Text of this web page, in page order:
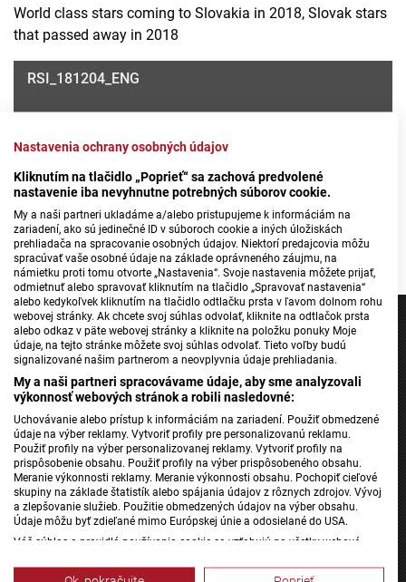
Nastavenia ochrany osobných údajov
Kliknutím na tlačidlo „Poprieť“ sa zachová predvolené
nastavenie iba nevyhnutne potrebných súborov cookie.
My a naši partneri ukladáme a/alebo pristupujeme k informáciám na
zariadení, ako sú jedinečné ID v súboroch cookie a iných úložiskách
prehliadača na spracovanie osobných údajov. Niektorí predajcovia môžu
spracúvať vaše osobné údaje na základe oprávneného záujmu, na
námietku proti tomu otvorte „Nastavenia“. Svoje nastavenia môžete prijať,
odmietnuť alebo spravovať kliknutím na tlačidlo „Spravovať nastavenia“
alebo kedykoľvek kliknutím na tlačidlo odtlačku prsta v ľavom dolnom rohu
webovej stránky. Ak chcete svoj súhlas odvolať, kliknite na odtlačok prsta
alebo odkaz v päte webovej stránky a kliknite na položku ponuky Moje
údaje, na tejto stránke môžete svoj súhlas odvolať. Tieto voľby budú
signalizované našim partnerom a neovplyvnia údaje prehliadania.
My a naši partneri spracovávame údaje, aby sme analyzovali
výkonnosť webových stránok a robili nasledovné:
Uchovávanie alebo prístup k informáciám na zariadení. Použiť obmedzené
údaje na výber reklamy. Vytvoriť profily pre personalizovanú reklamu.
Použiť profily na výber personalizovanej reklamy. Vytvoriť profily na
prispôsobenie obsahu. Použiť profily na výber prispôsobeného obsahu.
Meranie výkonnosti reklamy. Meranie výkonnosti obsahu. Pochopiť cieľové
skupiny na základe štatistík alebo spájania údajov z rôznych zdrojov. Vývoj
a zlepšovanie služieb. Použitie obmedzených údajov na výber obsahu.
Údaje môžu byť zdieľané mimo Európskej únie a odosielané do USA.
Váš súhlas a pravidlá používania cookie sa vzťahujú na všetky webové
Stred, Rádio Regina Západ, Rádio Patria, Rádio Devín, RTVS, Hudobné
World class stars coming to Slovakia in 2018, Slovak stars
that passed away in 2018
RSI_181204_ENG
Máte problém s prehrávaním?Nahláste nám chybu
Jednotka
Dvojka
24
Šport
Správy STVR
Podcasty
Mobilné aplikácie